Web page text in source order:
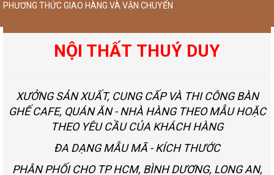
PHƯƠNG THỨC GIAO HÀNG VÀ VẬN CHUYỂN
NỘI THẤT THUÝ DUY
XƯỞNG SẢN XUẤT, CUNG CẤP VÀ THI CÔNG BÀN
GHẾ CAFE, QUÁN ĂN - NHÀ HÀNG THEO MẪU HOẶC
THEO YÊU CẦU CỦA KHÁCH HÀNG
ĐA DẠNG MẪU MÃ - KÍCH THƯỚC
PHÂN PHỐI CHO TP HCM, BÌNH DƯƠNG, LONG AN,